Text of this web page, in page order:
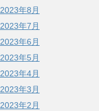
2023年8月
2023年7月
2023年6月
2023年5月
2023年4月
2023年3月
2023年2月